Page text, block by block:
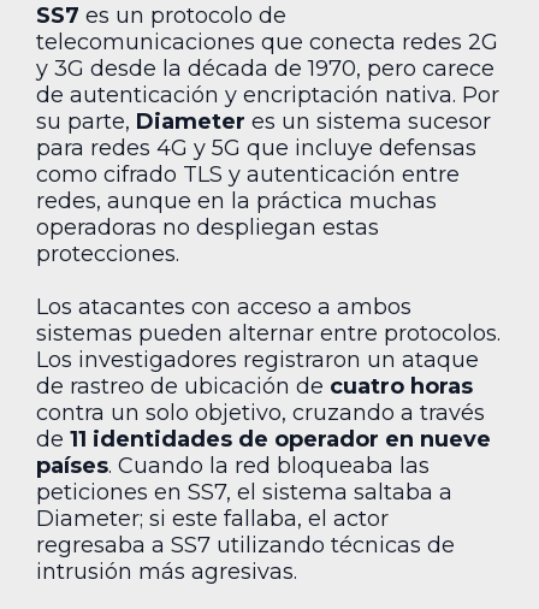
SS7 es un protocolo de
telecomunicaciones que conecta redes 2G
y 3G desde la década de 1970, pero carece
de autenticación y encriptación nativa. Por
su parte, Diameter es un sistema sucesor
para redes 4G y 5G que incluye defensas
como cifrado TLS y autenticación entre
redes, aunque en la práctica muchas
operadoras no despliegan estas
protecciones.
Los atacantes con acceso a ambos
sistemas pueden alternar entre protocolos.
Los investigadores registraron un ataque
de rastreo de ubicación de cuatro horas
contra un solo objetivo, cruzando a través
de 11 identidades de operador en nueve
países. Cuando la red bloqueaba las
peticiones en SS7, el sistema saltaba a
Diameter; si este fallaba, el actor
regresaba a SS7 utilizando técnicas de
intrusión más agresivas.